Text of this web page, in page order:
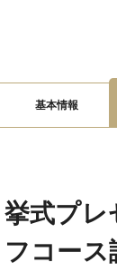
基本情報
挙式プレ
フコー